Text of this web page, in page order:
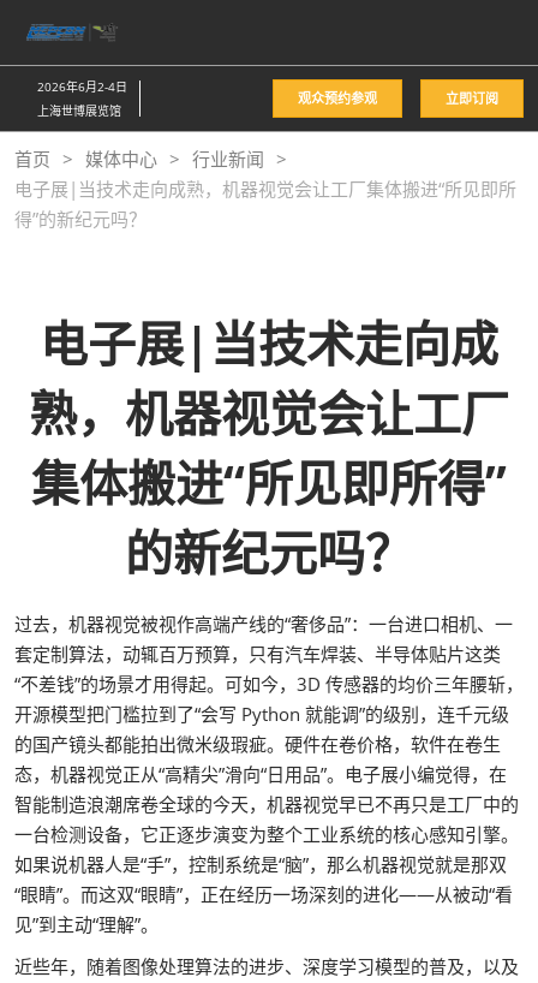
接
跳
至
内
容
2026年6月2-4日
上海世博展览馆
观众预约参观 立即订阅
首页 媒体中心
行业新闻
电子展|当技术走向成熟，机器视觉会让工厂集体搬进“所见即所
得”的新纪元吗？
电子展|当技术走向成
熟，机器视觉会让工厂
集体搬进“所见即所得”
的新纪元吗？
过去，机器视觉被视作高端产线的“奢侈品”：一台进口相机、一
套定制算法，动辄百万预算，只有汽车焊装、半导体贴片这类
“不差钱”的场景才用得起。可如今，3D 传感器的均价三年腰斩，
开源模型把门槛拉到了“会写 Python 就能调”的级别，连千元级
的国产镜头都能拍出微米级瑕疵。硬件在卷价格，软件在卷生
态，机器视觉正从“高精尖”滑向“日用品”。电子展小编觉得，在
智能制造浪潮席卷全球的今天，机器视觉早已不再只是工厂中的
一台检测设备，它正逐步演变为整个工业系统的核心感知引擎。
如果说机器人是“手”，控制系统是“脑”，那么机器视觉就是那双
“眼睛”。而这双“眼睛”，正在经历一场深刻的进化——从被动“看
见”到主动“理解”。
近些年，随着图像处理算法的进步、深度学习模型的普及，以及